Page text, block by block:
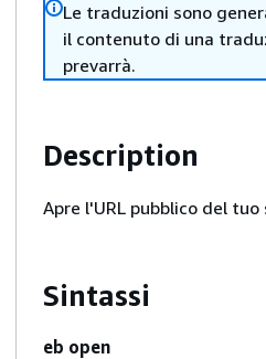
Le traduzioni sono
il contenuto di una
prevarrà.
Description
Apre l'URL pubblico del
Sintassi
eb open